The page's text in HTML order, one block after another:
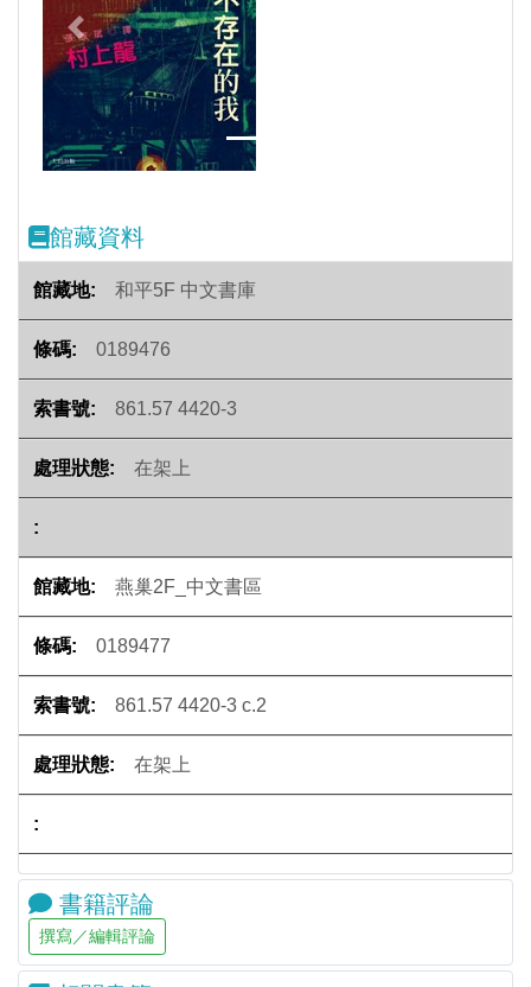
Previous
館藏資料
和平5F 中文書庫
0189476
861.57 4420-3
在架上
燕巢2F_中文書區
0189477
861.57 4420-3 c.2
在架上
書籍評論